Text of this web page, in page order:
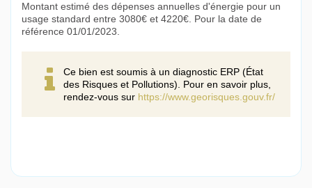
Montant estimé des dépenses annuelles d'énergie pour un
usage standard entre 3080€ et 4220€. Pour la date de
référence 01/01/2023.
Ce bien est soumis à un diagnostic ERP (État
des Risques et Pollutions). Pour en savoir plus,
rendez-vous sur https://www.georisques.gouv.fr/